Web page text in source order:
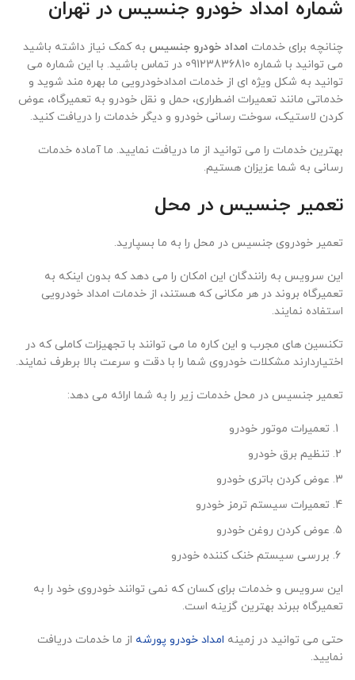
شماره امداد خودرو جنسیس در تهران
چنانچه برای خدمات امداد خودرو جنسیس به کمک نیاز داشته باشید
می توانید با شماره 09123836810 در تماس باشید. با این شماره می
توانید به شکل ویژه ای از خدمات امدادخودرویی ما بهره مند شوید و
خدماتی مانند تعمیرات اضطراری، حمل و نقل خودرو به تعمیرگاه، عوض
کردن لاستیک، سوخت رسانی خودرو و دیگر خدمات را دریافت کنید.
بهترین خدمات را می توانید از ما دریافت نمایید. ما آماده خدمات
رسانی به شما عزیزان هستیم.
تعمیر جنسیس در محل
تعمیر خودروی جنسیس در محل را به ما بسپارید.
این سرویس به رانندگان این امکان را می دهد که بدون اینکه به
تعمیرگاه بروند در هر مکانی که هستند، از خدمات امداد خودرویی
استفاده نمایند.
تکنسین های مجرب و این کاره ما می توانند با تجهیزات کاملی که در
اختیاردارند مشکلات خودروی شما را با دقت و سرعت بالا برطرف نمایند.
تعمیر جنسیس در محل خدمات زیر را به شما ارائه می دهد:
تعمیرات موتور خودرو
تنظیم برق خودرو
عوض کردن باتری خودرو
تعمیرات سیستم ترمز خودرو
عوض کردن روغن خودرو
بررسی سیستم خنک کننده خودرو
این سرویس و خدمات برای کسان که نمی توانند خودروی خود را به
تعمیرگاه ببرند بهترین گزینه است.
حتی می توانید در زمینه امداد خودرو پورشه از ما خدمات دریافت
نمایید.